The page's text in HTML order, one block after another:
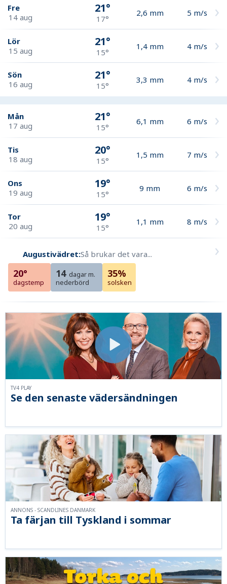
Fre
14 aug
21°
17°
2,6 mm 5 m/s
Lör
15 aug
21°
15°
1,4 mm 4 m/s
Sön
16 aug
21°
15°
3,3 mm 4 m/s
Mån
17 aug
21°
15°
6,1 mm 6 m/s
Tis
18 aug
20°
15°
1,5 mm 7 m/s
Ons
19 aug
19°
15°
9 mm 6 m/s
Tor
20 aug
19°
15°
1,1 mm 8 m/s
Augustivädret:Så brukar det vara...
20°
dagstemp
14 dagar m.
nederbörd
35%
solsken
Se den senaste vädersändningen
TV4 PLAY
Ta färjan till Tyskland i sommar
ANNONS - SCANDLINES DANMARK